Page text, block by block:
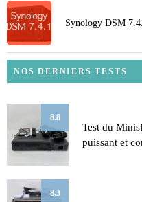
Synology DSM
NOS DERNIERS TESTS
8.8
Test du
puissant et
8.3